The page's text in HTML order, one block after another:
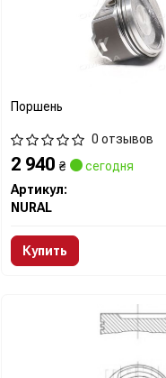
Поршень
0 отзывов
2 940 ₴
сегодня
Артикул:
NURAL
Купить